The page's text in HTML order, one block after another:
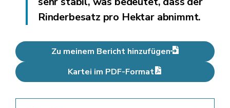
Rinderbesatz pro Hektar abnimmt.
Zu meinem Bericht hinzufügen
Kartei im PDF-Format